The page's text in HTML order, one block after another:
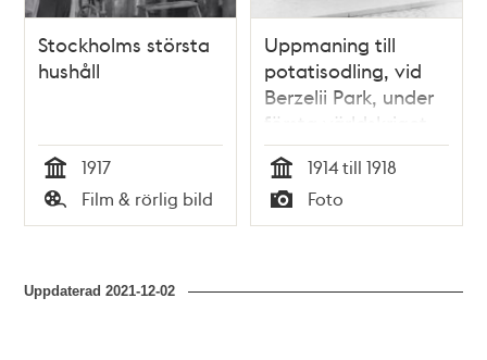
Stockholms största
hushåll
Tid
1917
Typ
Film & rörlig bild
Uppmaning till
potatisodling, vid
Berzelii Park, under
första världskriget
Tid
1914 till 1918
Typ
Foto
Uppdaterad2021-12-02